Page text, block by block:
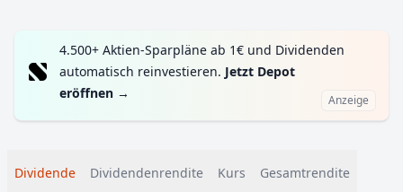
4.500+ Aktien-Sparpläne ab 1€ und Dividenden
automatisch reinvestieren. Jetzt Depot
eröffnen → Anzeige
Dividende Dividendenrendite Kurs Gesamtrendite